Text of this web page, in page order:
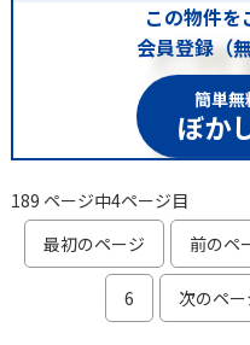
この物件を
会員登録（
簡単無
ぼか
189 ページ中4ページ目
最初のページ
前のペ
6 次のペー